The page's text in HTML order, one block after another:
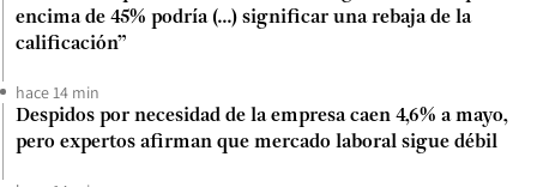
encima de 45% podría (...) significar una rebaja de la
calificación”
hace 14 min
Despidos por necesidad de la empresa caen 4,6% a mayo,
pero expertos afirman que mercado laboral sigue débil